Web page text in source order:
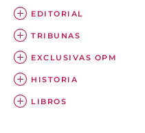
EDITORIAL
TRIBUNAS
EXCLUSIVAS OPM
HISTORIA
LIBROS